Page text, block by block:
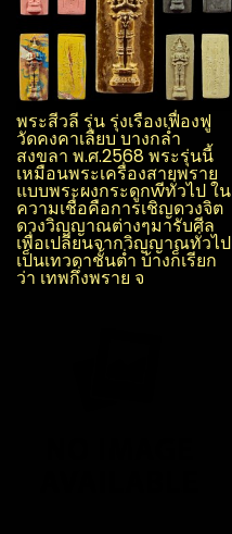
พระสีวลี รุ่น รุ่งเรือง​เฟื่องฟู​
วัด​คงคา​เลียบ​ บางกล่ำ​
สงขลา​ พ.ศ.2568 พระรุ่นนี้
เหมือนพระเครื่องสายพราย
แบบพระผง​กระดูกwีทั่วไป ใน
ความเชื่อคือการเชิญดวงจิต
ดวงวิญญาณ​ต่างๆมารับศีล
เพื่อเปลี่ยนจากวิญญาณ​ทั่วไป
เป็นเทวดาชั้นต่ำ บ้างก็เรียก
ว่า เทพกึ่งพราย จ